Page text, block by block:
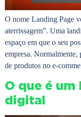
O nome Landing Page
aterrissagem”. Uma
espaço em que o seu
empresa. Normalmente,
de produtos no e-
O que é
digital